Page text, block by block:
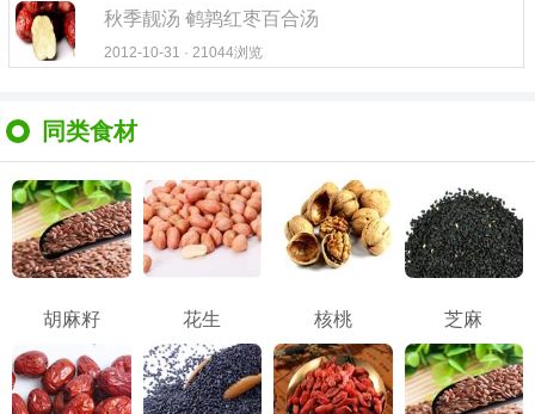
秋季靓汤 鹌鹑红枣百合汤
2012-10-31 · 21044浏览
同类食材
胡麻籽 花生 核桃 芝麻